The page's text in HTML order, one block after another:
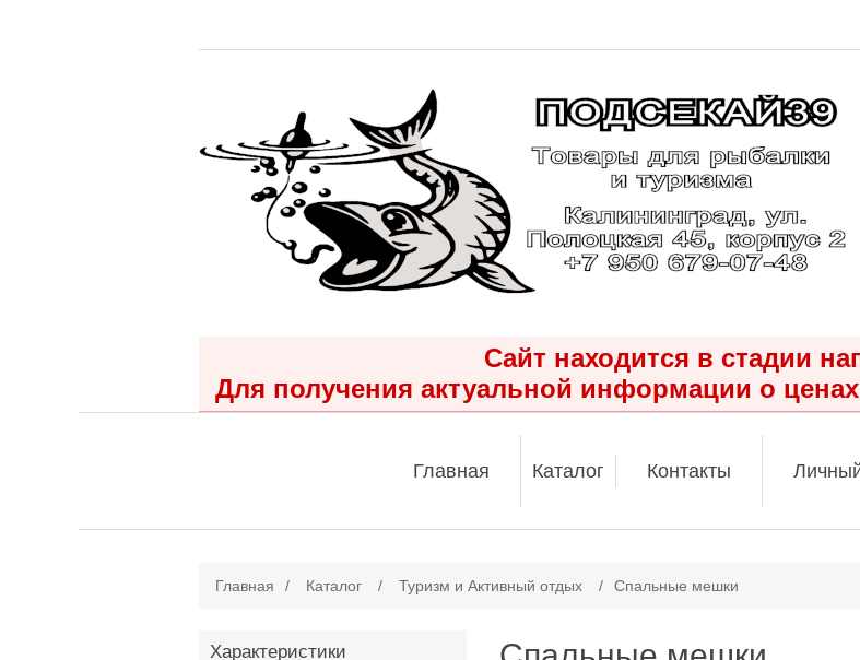
Сайт находится в стадии
Для получения актуальной информации о
Главная Каталог Контакты
Главная / Каталог / Туризм и Активный отдых / Спальные мешки
Характеристики